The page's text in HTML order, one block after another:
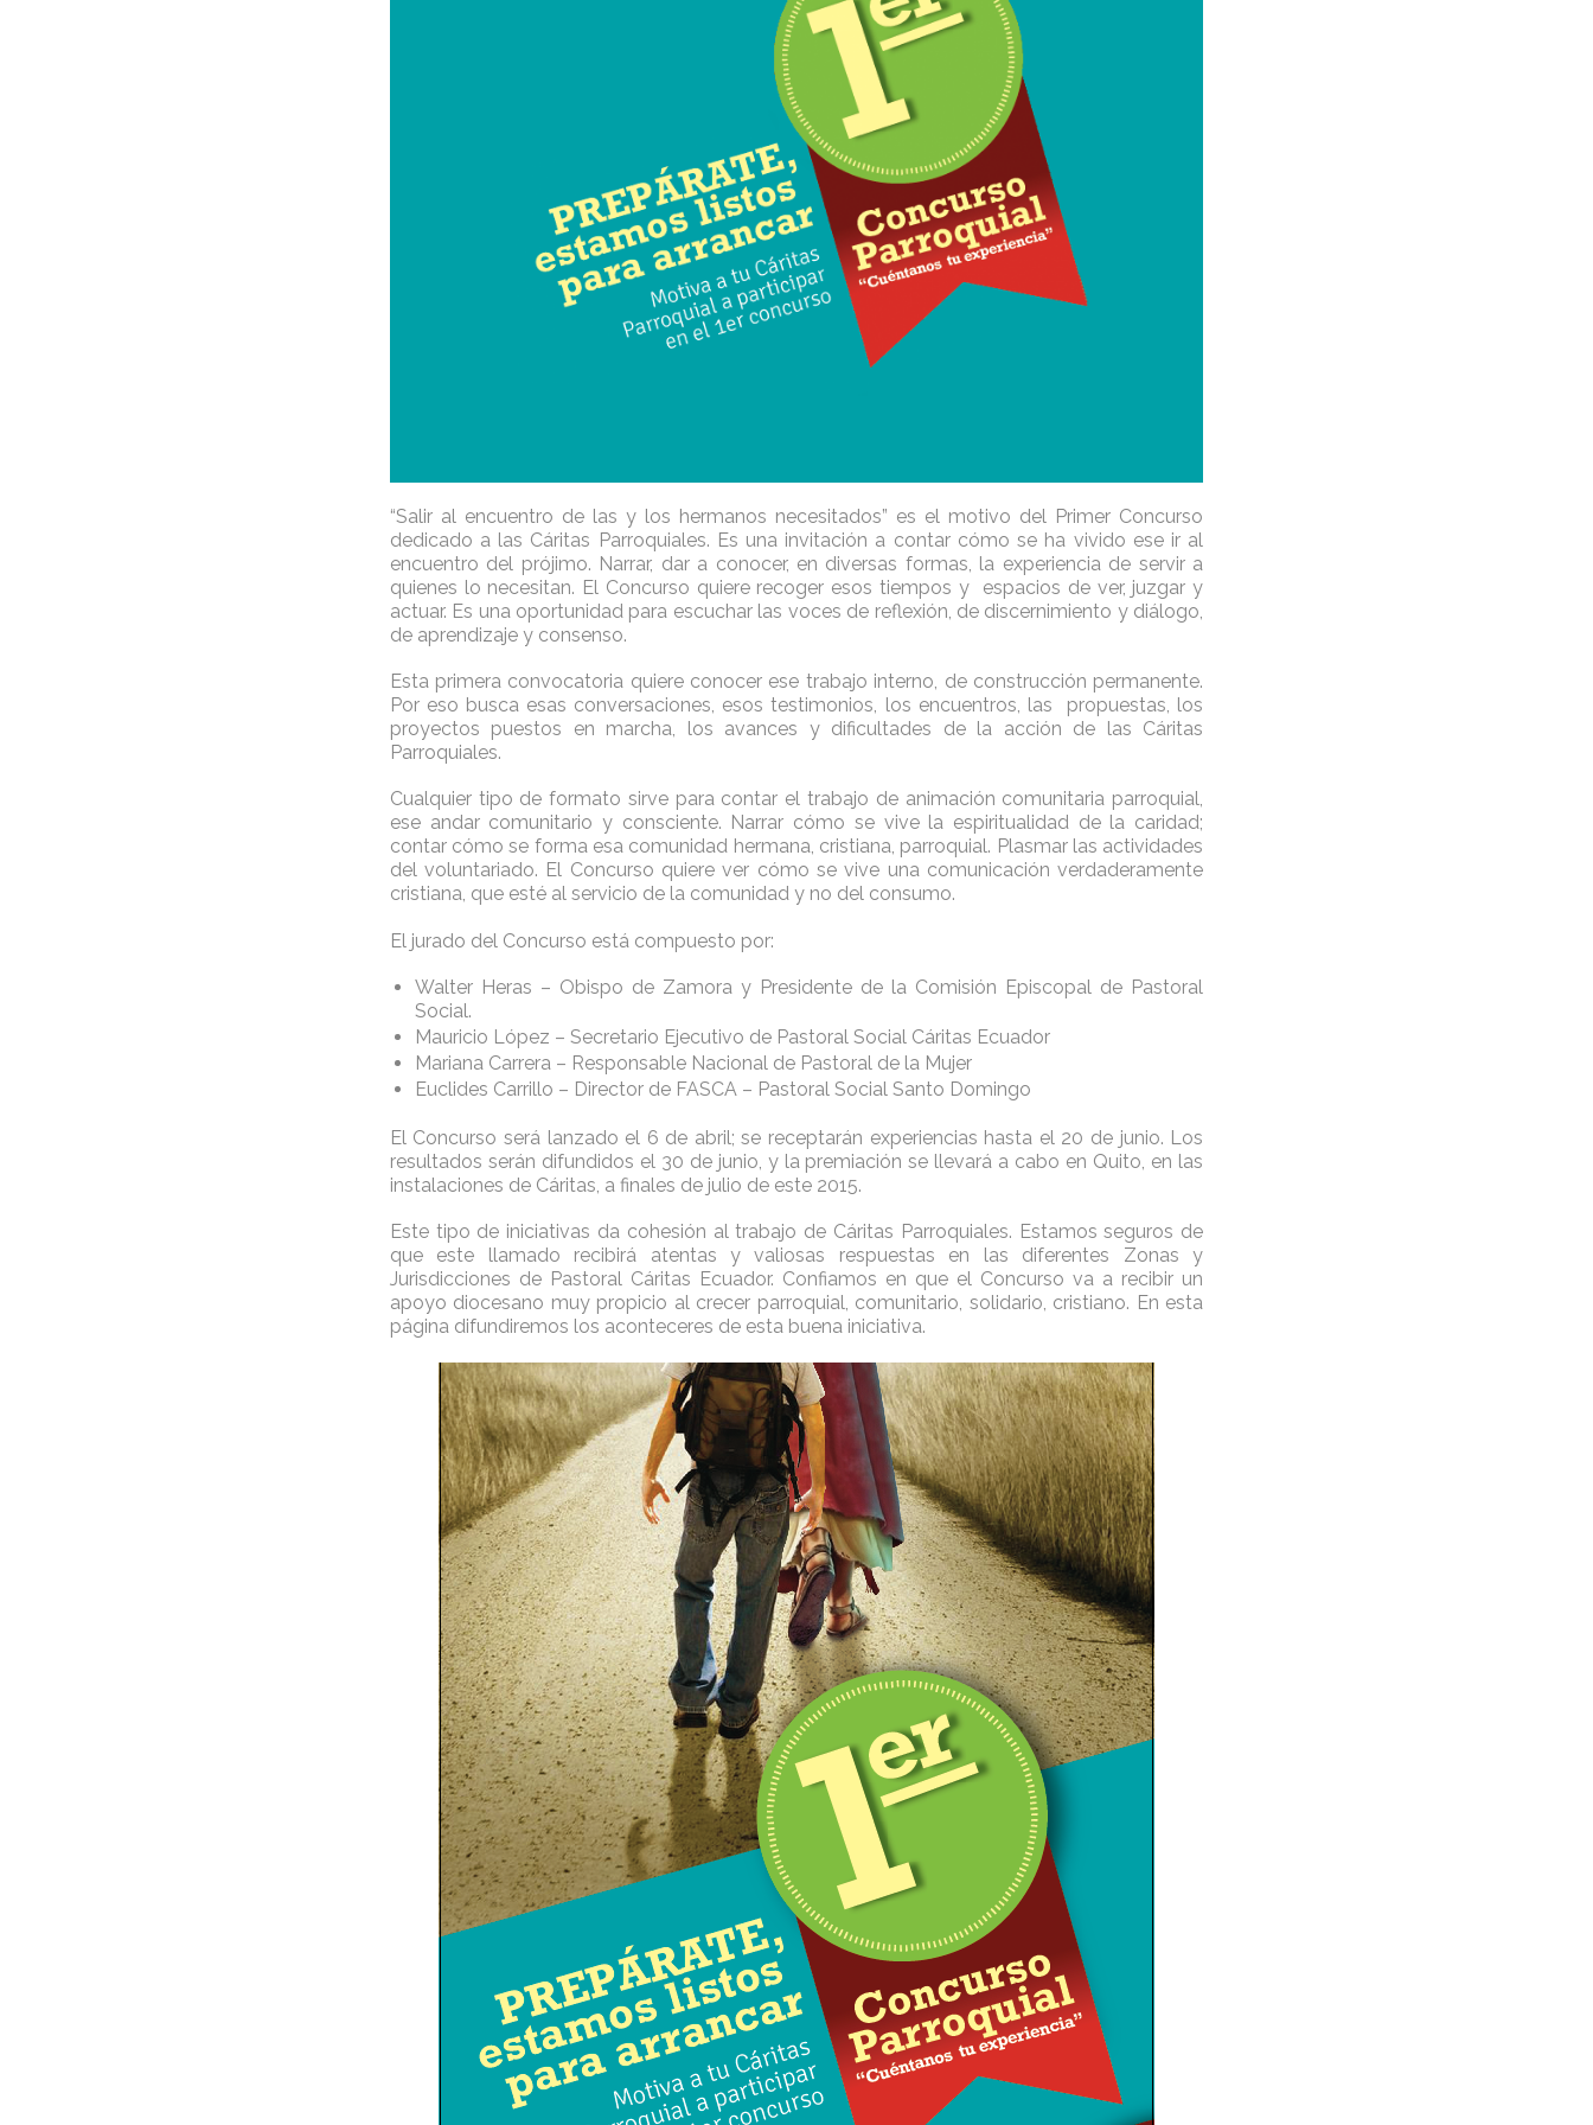
“Salir al encuentro de las y los hermanos necesitados” es el motivo del Primer Concurso
dedicado a las Cáritas Parroquiales. Es una invitación a contar cómo se ha vivido ese ir al
encuentro del prójimo. Narrar, dar a conocer, en diversas formas, la experiencia de servir a
quienes lo necesitan. El Concurso quiere recoger esos tiempos y espacios de ver, juzgar y
actuar. Es una oportunidad para escuchar las voces de reflexión, de discernimiento y diálogo,
de aprendizaje y consenso.
Esta primera convocatoria quiere conocer ese trabajo interno, de construcción permanente.
Por eso busca esas conversaciones, esos testimonios, los encuentros, las propuestas, los
proyectos puestos en marcha, los avances y dificultades de la acción de las Cáritas
Parroquiales.
Cualquier tipo de formato sirve para contar el trabajo de animación comunitaria parroquial,
ese andar comunitario y consciente. Narrar cómo se vive la espiritualidad de la caridad;
contar cómo se forma esa comunidad hermana, cristiana, parroquial. Plasmar las actividades
del voluntariado. El Concurso quiere ver cómo se vive una comunicación verdaderamente
cristiana, que esté al servicio de la comunidad y no del consumo.
El jurado del Concurso está compuesto por:
Walter Heras – Obispo de Zamora y Presidente de la Comisión Episcopal de Pastoral
Social.
Mauricio López – Secretario Ejecutivo de Pastoral Social Cáritas Ecuador
Mariana Carrera – Responsable Nacional de Pastoral de la Mujer
Euclides Carrillo – Director de FASCA – Pastoral Social Santo Domingo
El Concurso será lanzado el 6 de abril; se receptarán experiencias hasta el 20 de junio. Los
resultados serán difundidos el 30 de junio, y la premiación se llevará a cabo en Quito, en las
instalaciones de Cáritas, a finales de julio de este 2015.
Este tipo de iniciativas da cohesión al trabajo de Cáritas Parroquiales. Estamos seguros de
que este llamado recibirá atentas y valiosas respuestas en las diferentes Zonas y
Jurisdicciones de Pastoral Cáritas Ecuador. Confiamos en que el Concurso va a recibir un
apoyo diocesano muy propicio al crecer parroquial, comunitario, solidario, cristiano. En esta
página difundiremos los aconteceres de esta buena iniciativa.